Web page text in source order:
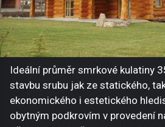
Ideální průměr smrkové kulatiny
stavbu srubu jak ze statického,
ekonomického i estetického
obytným podkrovím v provedení